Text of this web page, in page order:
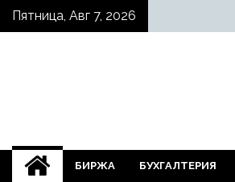
SkipПятница, Авг 7, 2026
БИРЖА БУХГАЛТЕРИЯ